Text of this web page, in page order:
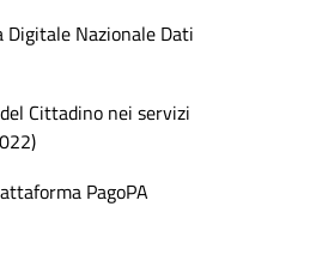
Nazionale Dati
Cittadino nei servizi
PagoPA